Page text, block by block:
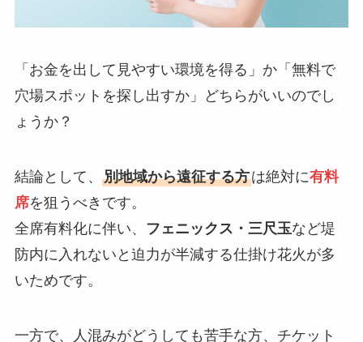
「お金を出して見やすい環境を得る」か「無料で
穴場スポットを探し出すか」どちらがいいのでし
ょうか？
結論として、 別地域から遠征する方は絶対に有料
席を狙うべきです。
全席有料化に伴い、
フェニックス・三尺玉など堤
防内に入れないと迫力が半減する仕掛け花火が多
いためです。
一方で、人混みがどうしても苦手な方、チケット